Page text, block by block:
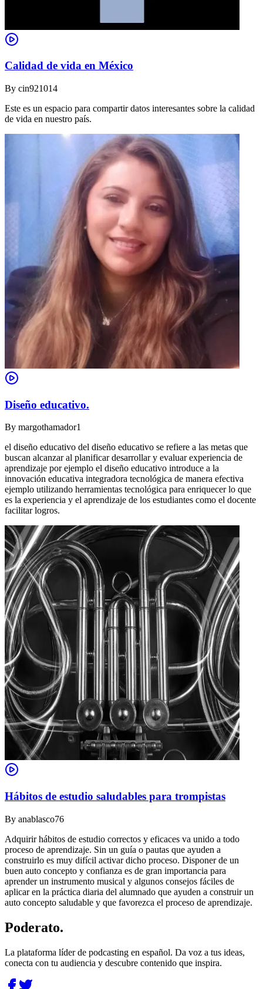
Calidad de vida en México
By cin921014
Este es un espacio para compartir datos interesantes sobre la calidad
de vida en nuestro país.
Diseño educativo.
By margothamador1
el diseño educativo del diseño educativo se refiere a las metas que
buscan alcanzar al planificar desarrollar y evaluar experiencia de
aprendizaje por ejemplo el diseño educativo introduce a la
innovación educativa integradora tecnológica de manera efectiva
ejemplo utilizando herramientas tecnológica para enriquecer lo que
es la experiencia y el aprendizaje de los estudiantes como el docente
facilitar logros.
Hábitos de estudio saludables para trompistas
By anablasco76
Adquirir hábitos de estudio correctos y eficaces va unido a todo
proceso de aprendizaje. Sin un guía o pautas que ayuden a
construirlo es muy difícil activar dicho proceso. Disponer de un
buen auto concepto y confianza es de gran importancia para
aprender un instrumento musical y algunos consejos fáciles de
aplicar en la práctica diaria del alumnado que ayuden a construir un
auto concepto saludable y que favorezca el proceso de aprendizaje.
Poderato.
La plataforma líder de podcasting en español. Da voz a tus ideas,
conecta con tu audiencia y descubre contenido que inspira.